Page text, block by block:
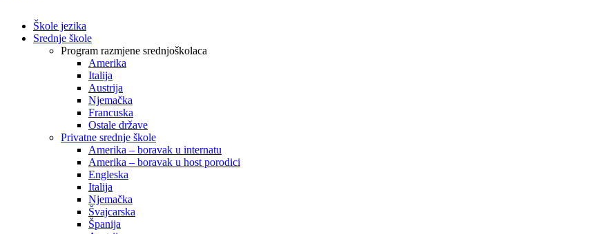
Škole jezika
Srednje škole
Program razmjene srednjoškolaca
Amerika
Italija
Austrija
Njemačka
Francuska
Ostale države
Privatne srednje škole
Amerika – boravak u internatu
Amerika – boravak u host porodici
Engleska
Italija
Njemačka
Švajcarska
Španija